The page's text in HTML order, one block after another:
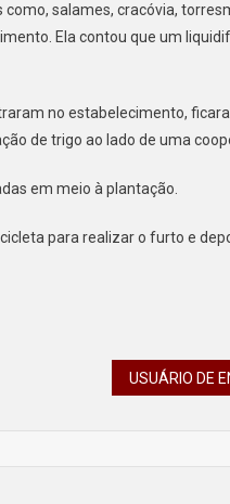
salames, cracóvia,
Ela contou que um
no estabelecimento,
de trigo ao lado de uma
em meio à plantação.
para realizar o furto e